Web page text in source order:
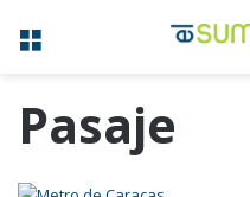
Menú
Pasaje